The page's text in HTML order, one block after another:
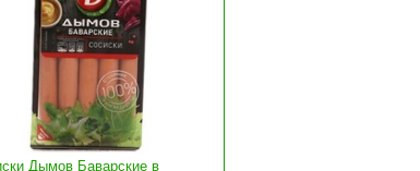
Дымов Баварские в